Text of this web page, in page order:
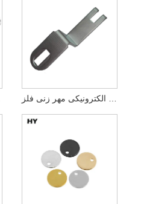
مجموعه سیم های الکترونیکی مهر زنی فلز